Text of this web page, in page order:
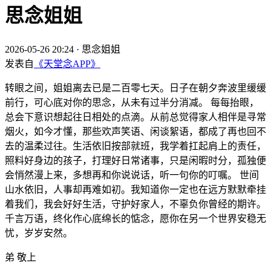
思念姐姐
2026-05-26 20:24 · 思念姐姐
发表自 《天堂念APP》
转眼之间，姐姐离去已是二百零七天。日子在朝夕奔波里缓缓
前行，可心底对你的思念，从未有过半分消减。 每每抬眼，
总会下意识想起往日相处的点滴。从前总觉得家人相伴是寻常
烟火，如今才懂，那些欢声笑语、闲谈絮语，都成了再也回不
去的温柔过往。生活依旧按部就班，我学着扛起肩上的责任，
照料好身边的孩子，打理好日常诸事，只是闲暇时分，孤独便
会悄然漫上来，多想再和你说说话，听一句你的叮嘱。 世间
山水依旧，人事却再难如初。我知道你一定也在远方默默牵挂
着我们，我会好好生活，守护好家人，不辜负你曾经的期许。
千言万语，终化作心底绵长的惦念，愿你在另一个世界安稳无
忧，岁岁安然。
弟 敬上